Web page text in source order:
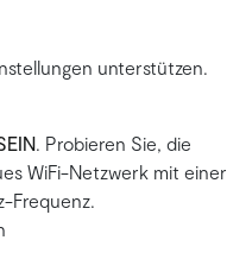
unterstützen.
. Probieren Sie, die
WiFi-Netzwerk mit einer
Frequenz.